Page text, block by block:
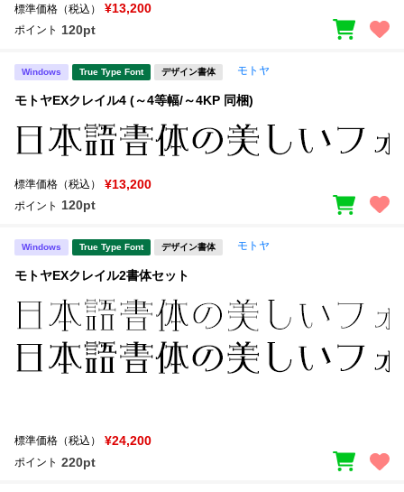
標準価格（税込） ¥13,200
ポイント 120pt
Windows True Type Font デザイン書体 モトヤ
モトヤEXクレイル4 (～4等幅/～4KP 同梱)
標準価格（税込） ¥13,200
ポイント 120pt
Windows True Type Font デザイン書体 モトヤ
モトヤEXクレイル2書体セット
標準価格（税込） ¥24,200
ポイント 220pt